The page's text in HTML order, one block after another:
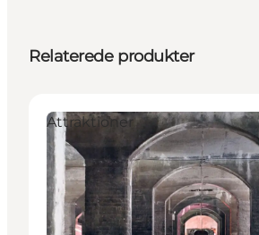
Relaterede produkter
Attraktioner